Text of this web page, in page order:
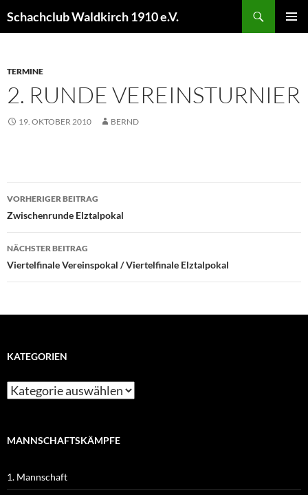
Schachclub Waldkirch 1910 e.V.
TERMINE
2. RUNDE VEREINSTURNIER
19. OKTOBER 2010 BERND
VORHERIGER BEITRAG
Zwischenrunde Elztalpokal
NÄCHSTER BEITRAG
Viertelfinale Vereinspokal / Viertelfinale Elztalpokal
KATEGORIEN
MANNSCHAFTSKÄMPFE
1. Mannschaft